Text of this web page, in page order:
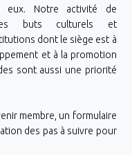
eux. Notre activité de
buts culturels et
dont le siège est à
et à la promotion
sont aussi une priorité
membre, un formulaire
des pas à suivre pour